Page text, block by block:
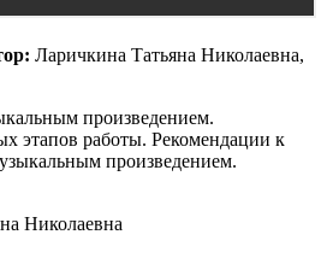
Ларичкина Татьяна Николаевна,
произведением.
этапов работы. Рекомендации к
произведением.
Николаевна